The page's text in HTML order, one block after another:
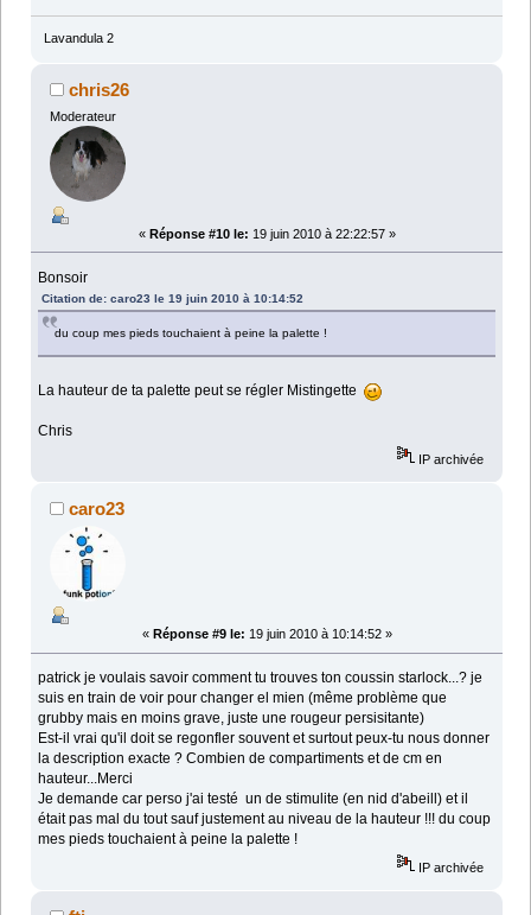
Lavandula 2
chris26
Moderateur
« Réponse #10 le: 19 juin 2010 à 22:22:57 »
Bonsoir
Citation de: caro23 le 19 juin 2010 à 10:14:52
du coup mes pieds touchaient à peine la palette !
La hauteur de ta palette peut se régler Mistingette
Chris
IP archivée
caro23
« Réponse #9 le: 19 juin 2010 à 10:14:52 »
patrick je voulais savoir comment tu trouves ton coussin starlock...? je
suis en train de voir pour changer el mien (même problème que
grubby mais en moins grave, juste une rougeur persisitante)
Est-il vrai qu'il doit se regonfler souvent et surtout peux-tu nous donner
la description exacte ? Combien de compartiments et de cm en
hauteur...Merci
Je demande car perso j'ai testé un de stimulite (en nid d'abeill) et il
était pas mal du tout sauf justement au niveau de la hauteur !!! du coup
mes pieds touchaient à peine la palette !
IP archivée